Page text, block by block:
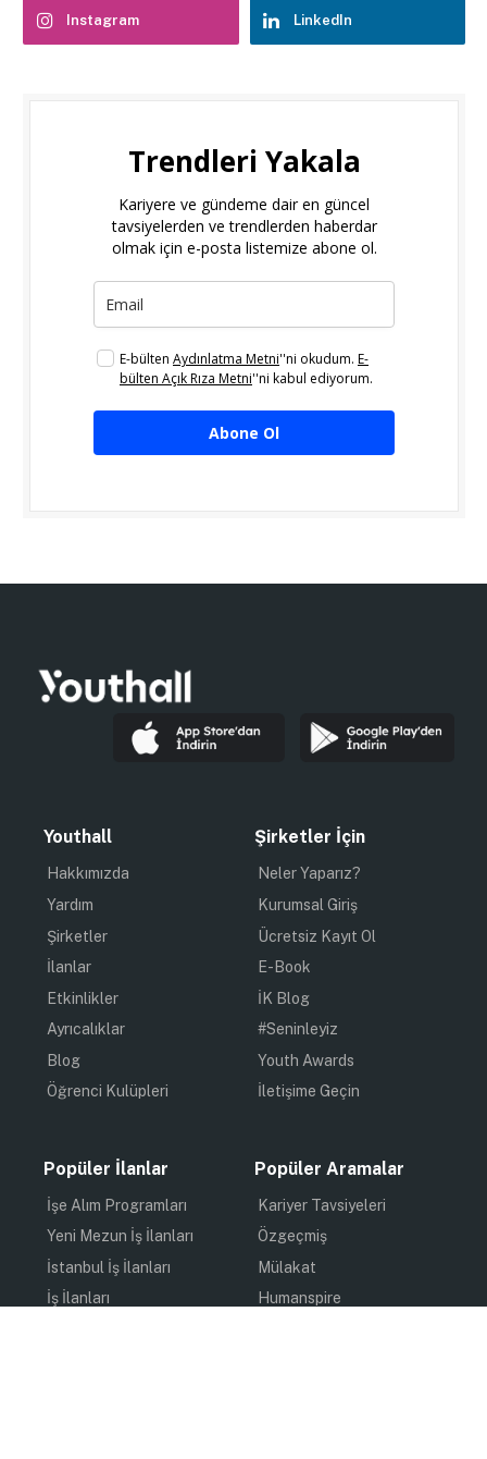
Instagram LinkedIn
Trendleri Yakala
Kariyere ve gündeme dair en güncel
tavsiyelerden ve trendlerden haberdar
olmak için e-posta listemize abone ol.
E-bülten Aydınlatma Metni''ni okudum. E-
bülten Açık Rıza Metni''ni kabul ediyorum.
Abone Ol
Youthall
Hakkımızda
Yardım
Şirketler
İlanlar
Etkinlikler
Ayrıcalıklar
Blog
Öğrenci Kulüpleri
Şirketler İçin
Neler Yaparız?
Kurumsal Giriş
Ücretsiz Kayıt Ol
E-Book
İK Blog
#Seninleyiz
Youth Awards
İletişime Geçin
Popüler İlanlar
İşe Alım Programları
Yeni Mezun İş İlanları
İstanbul İş İlanları
İş İlanları
Popüler Aramalar
Kariyer Tavsiyeleri
Özgeçmiş
Mülakat
Humanspire